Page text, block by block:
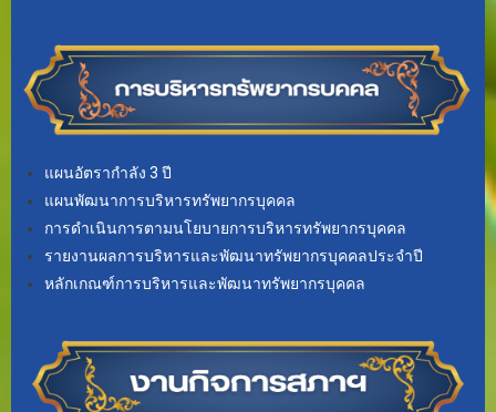
แผนอัตรากำลัง 3 ปี
แผนพัฒนาการบริหารทรัพยากรบุคคล
การดำเนินการตามนโยบายการบริหารทรัพยากรบุคคล
รายงานผลการบริหารและพัฒนาทรัพยากรบุคคลประจำปี
หลักเกณฑ์การบริหารและพัฒนาทรัพยากรบุคคล